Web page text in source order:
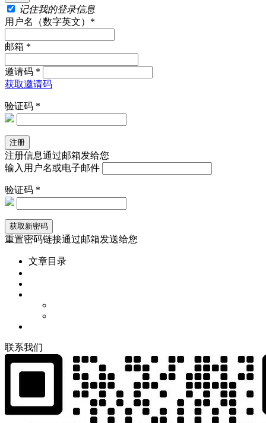
记住我的登录信息
用户名（数字英文）*
邮箱 *
邀请码 *
获取邀请码
验证码 *
注册信息通过邮箱发给您
输入用户名或电子邮件
验证码 *
重置密码链接通过邮箱发送给您
文章目录
联系我们